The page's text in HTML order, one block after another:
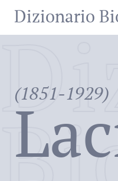
Dizionario
(1851-1929)